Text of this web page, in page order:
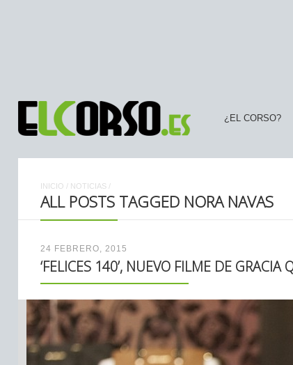
¿EL CORSO?
INICIO / NOTICIAS /
ALL POSTS TAGGED NORA NAVAS
24 FEBRERO, 2015
‘FELICES 140’, NUEVO FILME DE GRACIA